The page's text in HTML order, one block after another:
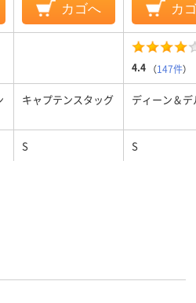
カゴへ カ
4.4 （147件）
キャプテンスタッグ ディーン＆
S S